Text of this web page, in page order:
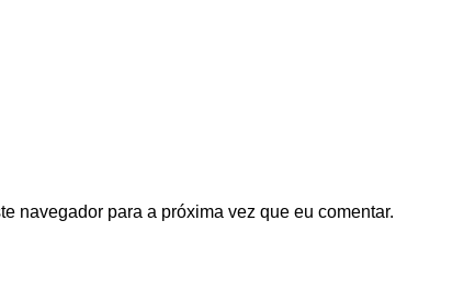
navegador para a próxima vez que eu comentar.